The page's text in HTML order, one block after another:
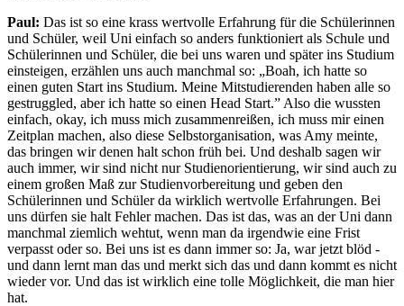
Paul: Das ist so eine krass wertvolle Erfahrung für die Schülerinnen
und Schüler, weil Uni einfach so anders funktioniert als Schule und
Schülerinnen und Schüler, die bei uns waren und später ins Studium
einsteigen, erzählen uns auch manchmal so: „Boah, ich hatte so
einen guten Start ins Studium. Meine Mitstudierenden haben alle so
gestruggled, aber ich hatte so einen Head Start.” Also die wussten
einfach, okay, ich muss mich zusammenreißen, ich muss mir einen
Zeitplan machen, also diese Selbstorganisation, was Amy meinte,
das bringen wir denen halt schon früh bei. Und deshalb sagen wir
auch immer, wir sind nicht nur Studienorientierung, wir sind auch zu
einem großen Maß zur Studienvorbereitung und geben den
Schülerinnen und Schüler da wirklich wertvolle Erfahrungen. Bei
uns dürfen sie halt Fehler machen. Das ist das, was an der Uni dann
manchmal ziemlich wehtut, wenn man da irgendwie eine Frist
verpasst oder so. Bei uns ist es dann immer so: Ja, war jetzt blöd -
und dann lernt man das und merkt sich das und dann kommt es nicht
wieder vor. Und das ist wirklich eine tolle Möglichkeit, die man hier
hat.